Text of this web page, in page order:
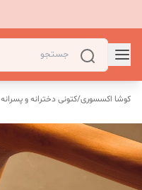
کوشا اکسسوری/کتونی دخترانه و پسرانه